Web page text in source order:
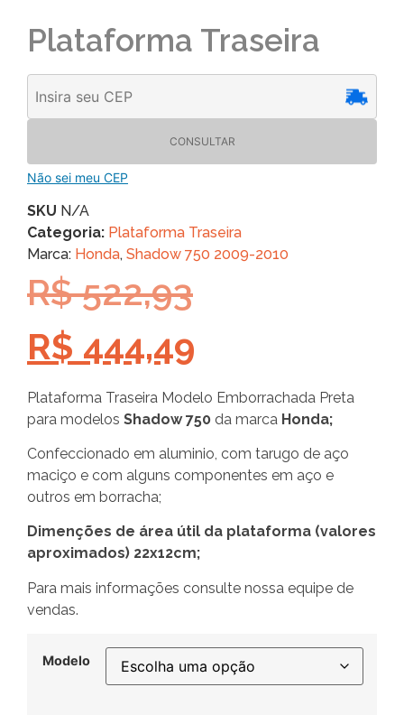
Plataforma Traseira
CONSULTAR
Não sei meu CEP
SKU N/A
Categoria: Plataforma Traseira
Marca: Honda, Shadow 750 2009-2010
R$522,93
R$ 444,49
Plataforma Traseira Modelo Emborrachada Preta
para modelos Shadow 750 da marca Honda;
Confeccionado em aluminio, com tarugo de aço
maciço e com alguns componentes em aço e
outros em borracha;
Dimenções de área útil da plataforma (valores
aproximados) 22x12cm;
Para mais informações consulte nossa equipe de
vendas.
Modelo